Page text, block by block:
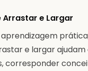
Arrastar e Largar
e largar ajudam
corresponder